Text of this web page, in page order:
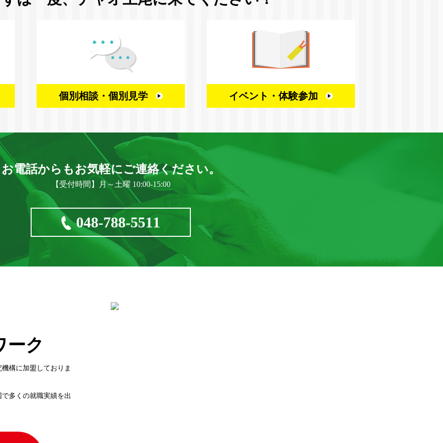
個別相談・ 個別見学 イベント・ 体験参加
お電話からもお気軽にご連絡ください。
【受付時間】月～土曜 10:00-15:00
048-788-5511
ーク
構に加盟しておりま
多くの就職実績を出